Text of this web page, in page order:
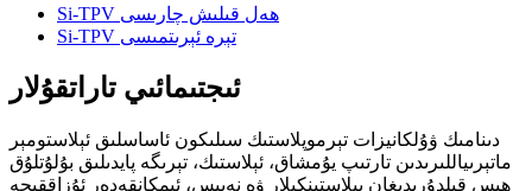
Si-TPV ھەل قىلىش چارىسى
Si-TPV تېرە ئېرىتمىسى
ئىجتىمائىي تاراتقۇلار
دىنامىك ۋۇلكانيزات تېرموپلاستىك سىلىكون ئاساسلىق ئېلاستومېر
ماتېرىياللىرىدىن تارتىپ يۇمشاق، ئېلاستىك، تېرىگە پايدىلىق بۇلۇتلۇق
ھېس قىلدۇرىدىغان پىلاستىنكىلار ۋە نەپىس، ئىمكانقەدەر ئۇزاققىچە